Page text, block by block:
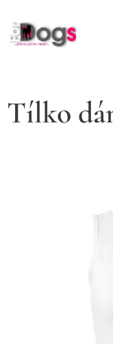
Tílko